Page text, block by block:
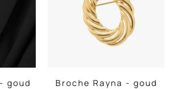
goud Broche Rayna - goud